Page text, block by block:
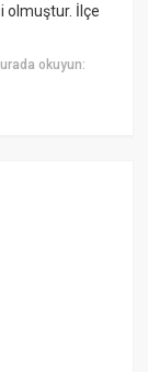
olmuştur. İlçe
okuyun: